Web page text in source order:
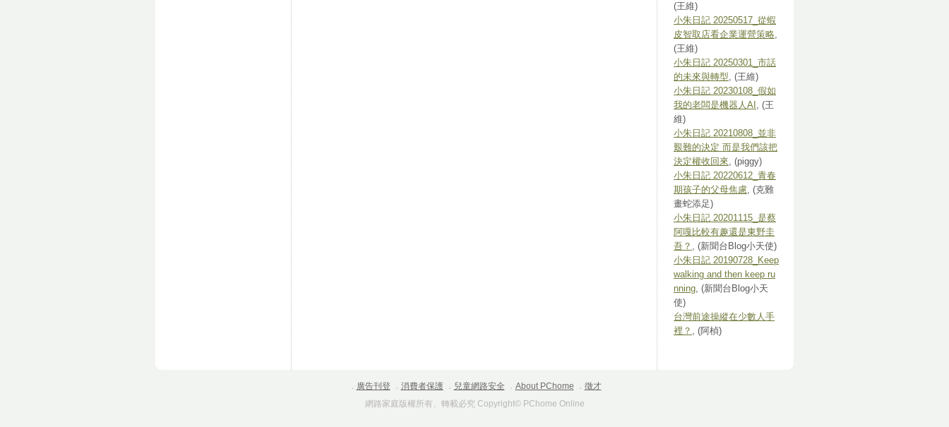
(王維)
小朱日記 20250517_從蝦
皮智取店看企業運營策略,
(王維)
小朱日記 20250301_市話
的未來與轉型, (王維)
小朱日記 20230108_假如
我的老闆是機器人AI , (王
維)
小朱日記 20210808_並非
艱難的決定 而是我們該把
決定權收回來, (piggy)
小朱日記 20220612_青春
期孩子的父母焦慮, (克難
畫蛇添足)
小朱日記 20201115_是蔡
阿嘎比較有趣還是東野圭
吾？ , (新聞台Blog小天使)
小朱日記 20190728_Keep
walking and then keep ru
nning, (新聞台Blog小天
使)
台灣前途操縱在少數人手
裡？ , (阿楨)
． 廣告刊登． 消費者保護． 兒童網路安全 ． About PChome ． 徵才
網路家庭版權所有、轉載必究 Copyright© PChome Online